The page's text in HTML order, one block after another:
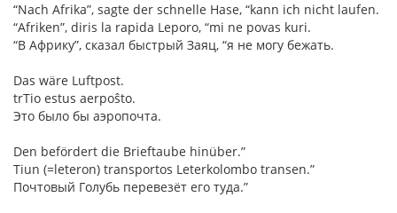
“Nach Afrika”, sagte der schnelle Hase, “kann ich nicht laufen.
“Afriken”, diris la rapida Leporo, “mi ne povas kuri.
“В Африку”, сказал быстрый Заяц, “я не могу бежать.
Das wäre Luftpost.
trTio estus aerpoŝto.
Это было бы аэропочта.
Den befördert die Brieftaube hinüber.”
Tiun (=leteron) transportos Leterkolombo transen.”
Почтовый Голубь перевезёт его туда.”